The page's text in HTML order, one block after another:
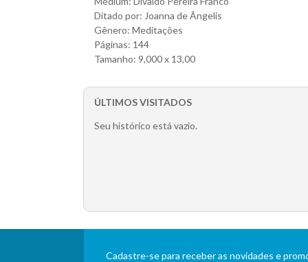
Ditado por: Joanna de Ângelis
Gênero: Meditações
Páginas: 144
Tamanho: 9,000 x 13,00
ÚLTIMOS VISITADOS
Seu histórico está vazio.
Cadastre-se para receber as novidades e